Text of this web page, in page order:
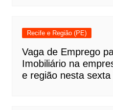
Recife e Região (PE)
Vaga de Emprego
Imobiliário na
e região nesta